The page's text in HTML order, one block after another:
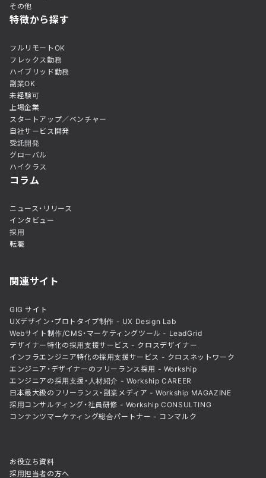
その他
特徴から探す
フルリモートOK
フレックス勤務
ハイブリッド勤務
副業OK
未経験可
上場企業
スタートアップ／ベンチャー
自社サービス開発
受託開発
グローバル
ハイクラス
コラム
ニュース・リリース
インタビュー
採用
転職
関連サイト
GIG サイト
UXデザイン・プロトタイプ制作 - UX Design Lab
Webサイト制作/CMS・マーケティングツール - LeadGrid
デザイナー特化の採用支援サービス - クロスデザイナー
インフラエンジニア特化の採用支援サービス - クロスネットワーク
エンジニア・デザイナーのフリーランス採用 - Workship
エンジニアの採用支援・人材紹介 - Workship CAREER
日本最大級のフリーランス・副業メディア - Workship MAGAZINE
採用コンサルティング・社員研修 - Workship CONSULTING
コンテンツマーケティング総合パートナー - コンマルク
お役立ち資料
採用担当者の方へ